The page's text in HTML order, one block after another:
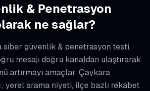
& Penetrasyon
ne sağlar?
siber güvenlik & penetrasyon testi,
mesajı doğru kanaldan ulaştırarak
artırmayı amaçlar. Çaykara
yerel arama niyeti, ilçe bazlı rekabet